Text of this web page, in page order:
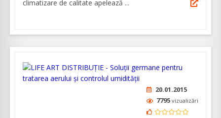
climatizare de calitate apelează ...
20.01.2015
7795 vizualizări